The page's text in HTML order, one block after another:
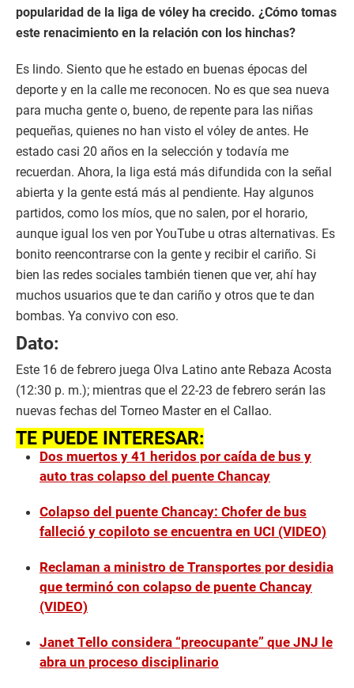
popularidad de la liga de vóley ha crecido. ¿Cómo tomas
este renacimiento en la relación con los hinchas?
Es lindo. Siento que he estado en buenas épocas del
deporte y en la calle me reconocen. No es que sea nueva
para mucha gente o, bueno, de repente para las niñas
pequeñas, quienes no han visto el vóley de antes. He
estado casi 20 años en la selección y todavía me
recuerdan. Ahora, la liga está más difundida con la señal
abierta y la gente está más al pendiente. Hay algunos
partidos, como los míos, que no salen, por el horario,
aunque igual los ven por YouTube u otras alternativas. Es
bonito reencontrarse con la gente y recibir el cariño. Si
bien las redes sociales también tienen que ver, ahí hay
muchos usuarios que te dan cariño y otros que te dan
bombas. Ya convivo con eso.
Dato:
Este 16 de febrero juega Olva Latino ante Rebaza Acosta
(12:30 p. m.); mientras que el 22-23 de febrero serán las
nuevas fechas del Torneo Master en el Callao.
TE PUEDE INTERESAR:
Dos muertos y 41 heridos por caída de bus y
auto tras colapso del puente Chancay
Colapso del puente Chancay: Chofer de bus
falleció y copiloto se encuentra en UCI (VIDEO)
Reclaman a ministro de Transportes por desidia
que terminó con colapso de puente Chancay
(VIDEO)
Janet Tello considera “preocupante” que JNJ le
abra un proceso disciplinario